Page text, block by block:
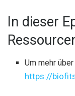
In dieser
Um mehr
https://